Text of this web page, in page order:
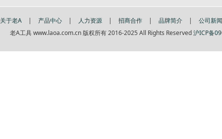
关于老A | 产品中心 | 人力资源 | 招商合作 | 品牌简介 |
公司新闻
老A工具 www.laoa.com.cn 版权所有 2016-2025 All Rights Reserved沪ICP备